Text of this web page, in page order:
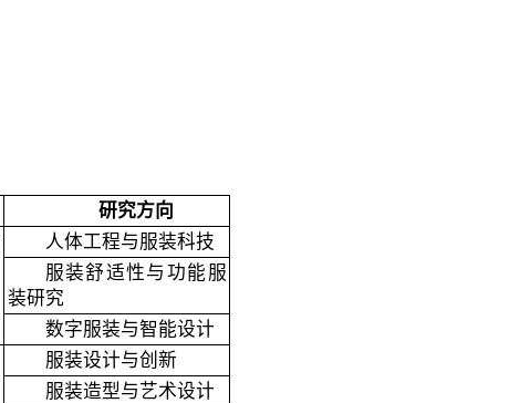
研究方向
人体工程与服装科技
服装舒适性与功能服
装研究
数字服装与智能设计
服装设计与创新
服装造型与艺术设计